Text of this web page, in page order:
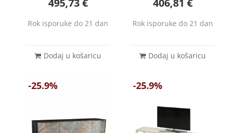
495,73€
Rok isporuke do 21 dan
Dodaj u košaricu
406,81 €
Rok isporuke do 21 dan
Dodaj u košaricu
-25.9% -25.9%